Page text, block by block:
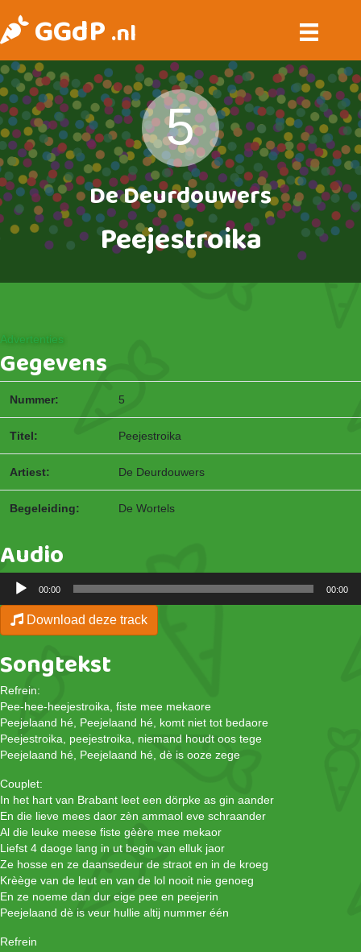
GGdP.nl
5
De Deurdouwers
Peejestroika
Advertenties
Gegevens
Nummer: 5
Titel: Peejestroika
Artiest: De Deurdouwers
Begeleiding: De Wortels
Audio
Audiospeler
00:00 00:00
Download deze track
Songtekst
Refrein:
Pee-hee-heejestroika, fiste mee mekaore
Peejelaand hé, Peejelaand hé, komt niet tot bedaore
Peejestroika, peejestroika, niemand houdt oos tege
Peejelaand hé, Peejelaand hé, dè is ooze zege
Couplet:
In het hart van Brabant leet een dörpke as gin aander
En die lieve mees daor zèn ammaol eve schraander
Al die leuke meese fiste gèère mee mekaor
Liefst 4 daoge lang in ut begin van elluk jaor
Ze hosse en ze daansedeur de straot en in de kroeg
Krèège van de leut en van de lol nooit nie genoeg
En ze noeme dan dur eige pee en peejerin
Peejelaand dè is veur hullie altij nummer één
Refrein